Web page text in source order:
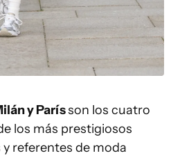
y Parísson los cuatro
los más prestigiosos
referentes de moda